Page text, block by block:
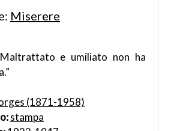
Miserere
e umiliato non ha
(1871-1958)
stampa